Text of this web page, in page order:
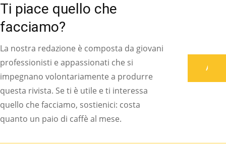
Ti piace quello che
facciamo?
La nostra redazione è composta da giovani
professionisti e appassionati che si
impegnano volontariamente a produrre
questa rivista. Se ti è utile e ti interessa
quello che facciamo, sostienici: costa
quanto un paio di caffè al mese.